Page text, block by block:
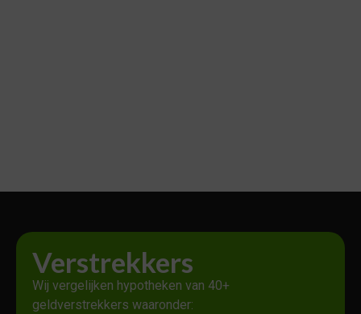
Verstrekkers
Wij vergelijken hypotheken van 40+
geldverstrekkers waaronder: